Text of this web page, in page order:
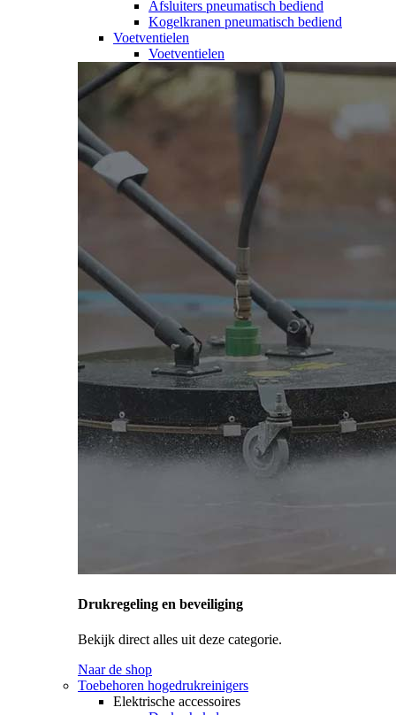
Afsluiters pneumatisch bediend
Kogelkranen pneumatisch bediend
Voetventielen
Voetventielen
Drukregeling en beveiliging
Bekijk direct alles uit deze categorie.
Naar de shop
Toebehoren hogedrukreinigers
Elektrische accessoires